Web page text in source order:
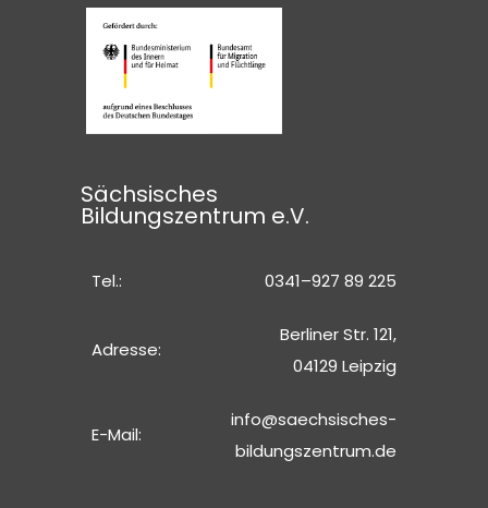
Sächsisches
Bildungszentrum e.V.
Tel.: 0341–927 89 225
Adresse:
Berliner Str. 121,
04129 Leipzig
E-Mail:
info@saechsisches-
bildungszentrum.de